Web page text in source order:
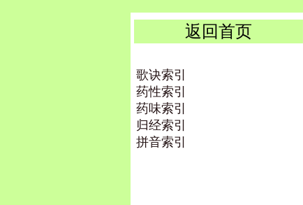
返回首页
歌诀索引
药性索引
药味索引
归经索引
拼音索引